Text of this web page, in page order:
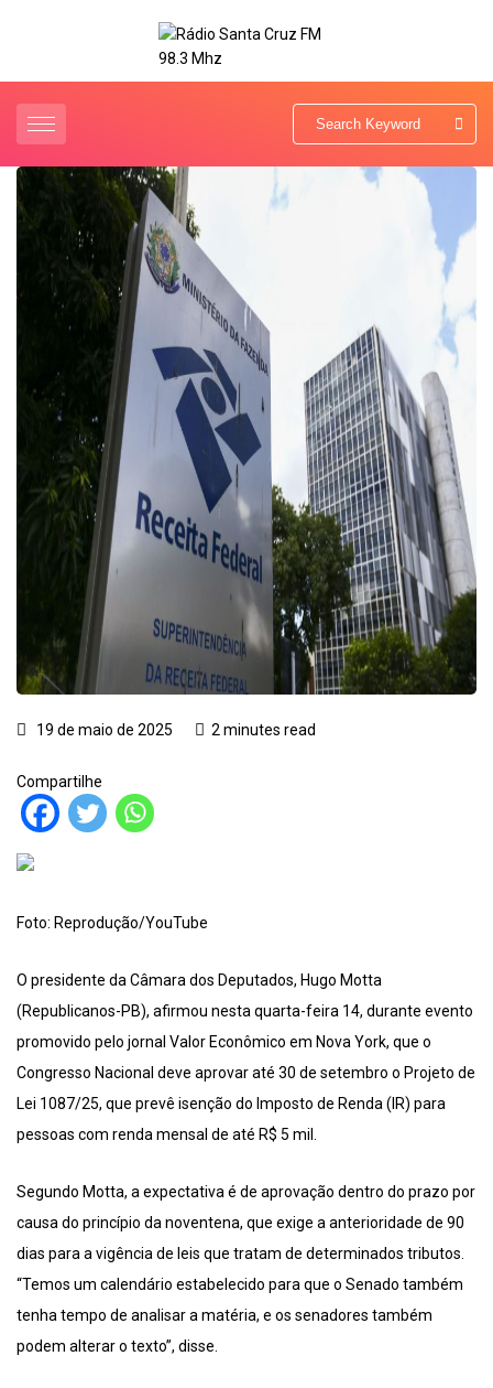
19 de maio de 2025 2 minutes read
Compartilhe
Foto: Reprodução/YouTube
O presidente da Câmara dos Deputados, Hugo Motta
(Republicanos-PB), afirmou nesta quarta-feira 14, durante evento
promovido pelo jornal Valor Econômico em Nova York, que o
Congresso Nacional deve aprovar até 30 de setembro o Projeto de
Lei 1087/25, que prevê isenção do Imposto de Renda (IR) para
pessoas com renda mensal de até R$ 5 mil.
Segundo Motta, a expectativa é de aprovação dentro do prazo por
causa do princípio da noventena, que exige a anterioridade de 90
dias para a vigência de leis que tratam de determinados tributos.
“Temos um calendário estabelecido para que o Senado também
tenha tempo de analisar a matéria, e os senadores também
podem alterar o texto”, disse.